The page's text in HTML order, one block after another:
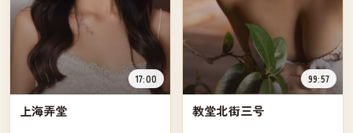
17:00
上海弄堂
99:57
教堂北街三号